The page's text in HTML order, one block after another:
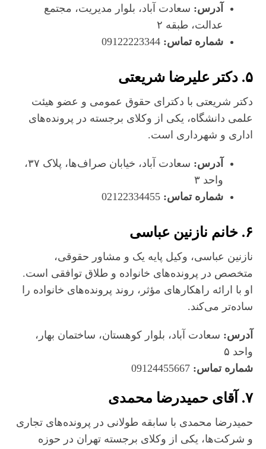
آدرس: سعادت‌ آباد، بلوار مدیریت، مجتمع
عدالت، طبقه ۲
شماره تماس: 09122223344
۵. دکتر علیرضا شریعتی
دکتر شریعتی با دکترای حقوق عمومی و عضو هیئت
علمی دانشگاه، یکی از وکلای برجسته در پرونده‌های
اداری و شهرداری است.
آدرس:
سعادت‌ آباد، خیابان صراف‌ها، پلاک ۳۷،
واحد ۳
شماره تماس: 02122334455
۶. خانم نازنین عباسی
نازنین عباسی، وکیل پایه یک و مشاور حقوقی،
متخصص در پرونده‌های خانواده و طلاق توافقی است.
او با ارائه راهکارهای مؤثر، روند پرونده‌های خانواده را
ساده‌تر می‌کند.
آدرس: سعادت‌ آباد، بلوار کوهستان، ساختمان بهار،
واحد ۵
شماره تماس: 09124455667
۷. آقای حمیدرضا محمدی
حمیدرضا محمدی با سابقه طولانی در پرونده‌های تجاری
و شرکت‌ها، یکی از وکلای برجسته تهران در حوزه